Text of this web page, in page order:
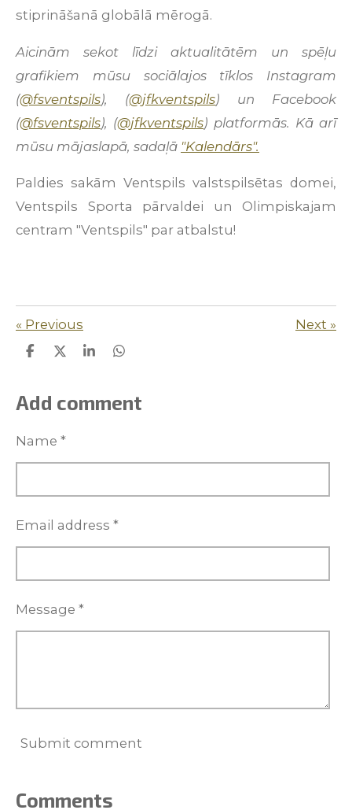
stiprināšanā globālā mērogā.
Aicinām sekot līdzi aktualitātēm un spēļu
grafikiem mūsu sociālajos tīklos Instagram
(@fsventspils), (@jfkventspils) un Facebook
(@fsventspils), (@jfkventspils) platformās. Kā arī
mūsu mājaslapā, sadaļā "Kalendārs".
Paldies sakām Ventspils valstspilsētas domei,
Ventspils Sporta pārvaldei un Olimpiskajam
centram "Ventspils" par atbalstu!
« Previous Next »
S
r
e
S
r
e
S
r
e
S
r
e
Add comment
Name *
Email address *
Message *
Submit comment
Comments